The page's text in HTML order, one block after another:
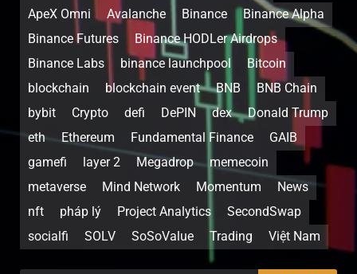
ApeX Omni
Avalanche Binance
Binance Alpha
Binance Futures
Binance HODLer Airdrops
Binance Labs
binance launchpool
Bitcoin
blockchain
blockchain event BNB
BNB Chain
bybit
Crypto defi DePIN dex
Donald Trump
eth
Ethereum Fundamental Finance
GAIB
gamefi
layer 2 Megadrop
memecoin
metaverse
Mind Network Momentum
News
nft
pháp lý Project Analytics
SecondSwap
socialfi
SOLV SoSoValue Trading Việt Nam